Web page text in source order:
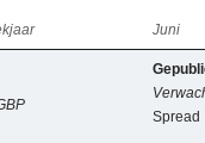
Juni
Spread